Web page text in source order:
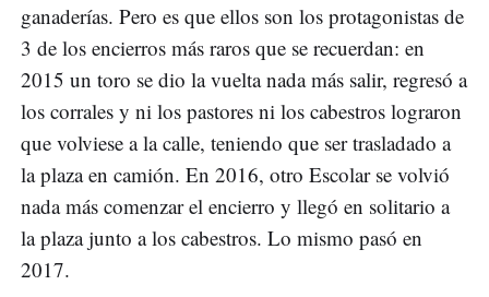
ganaderías. Pero es que ellos son los protagonistas de
3 de los encierros más raros que se recuerdan: en
2015 un toro se dio la vuelta nada más salir, regresó a
los corrales y ni los pastores ni los cabestros lograron
que volviese a la calle, teniendo que ser trasladado a
la plaza en camión. En 2016, otro Escolar se volvió
nada más comenzar el encierro y llegó en solitario a
la plaza junto a los cabestros. Lo mismo pasó en
2017.